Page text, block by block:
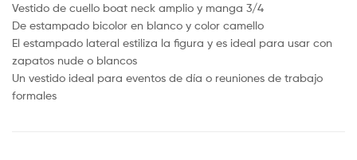
Vestido de cuello boat neck amplio y manga 3/4
De estampado bicolor en blanco y color camello
El estampado lateral estiliza la figura y es ideal para usar con
zapatos nude o blancos
Un vestido ideal para eventos de día o reuniones de trabajo
formales